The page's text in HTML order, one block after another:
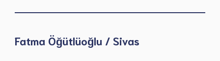
Fatma Öğütlüoğlu / Sivas